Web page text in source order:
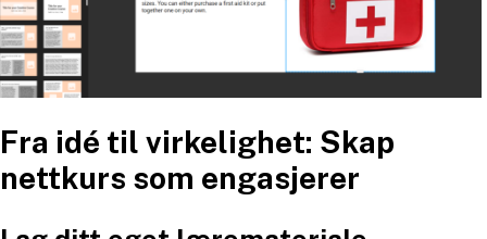
Fra idé til virkelighet: Skap
nettkurs som engasjerer